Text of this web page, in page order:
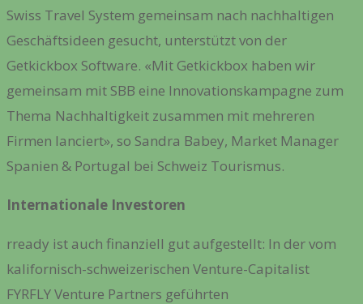
Swiss Travel System gemeinsam nach nachhaltigen
Geschäftsideen gesucht, unterstützt von der
Getkickbox Software. «Mit Getkickbox haben wir
gemeinsam mit SBB eine Innovationskampagne zum
Thema Nachhaltigkeit zusammen mit mehreren
Firmen lanciert», so Sandra Babey, Market Manager
Spanien & Portugal bei Schweiz Tourismus.
Internationale Investoren
rready ist auch finanziell gut aufgestellt: In der vom
kalifornisch-schweizerischen Venture-Capitalist
FYRFLY Venture Partners geführten